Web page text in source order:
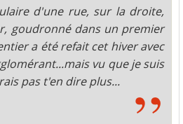
d'une rue, sur la droite,
goudronné dans un premier
a été refait cet hiver avec
vu que je suis
pas t'en dire plus...